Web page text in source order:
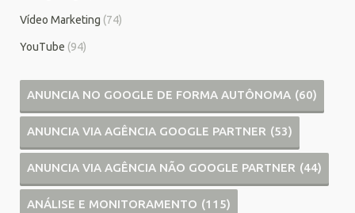
Vídeo Marketing (74)
YouTube (94)
ANUNCIA NO GOOGLE DE FORMA AUTÔNOMA (60)
ANUNCIA VIA AGÊNCIA GOOGLE PARTNER (53)
ANUNCIA VIA AGÊNCIA NÃO GOOGLE PARTNER (44)
ANÁLISE E MONITORAMENTO (115)